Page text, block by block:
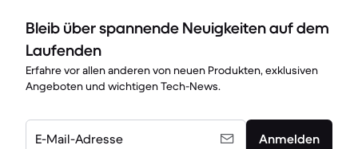
Bleib über spannende Neuigkeiten auf dem
Laufenden
Erfahre vor allen anderen von neuen Produkten, exklusiven
Angeboten und wichtigen Tech-News.
E-Mail-Adresse Anmelden